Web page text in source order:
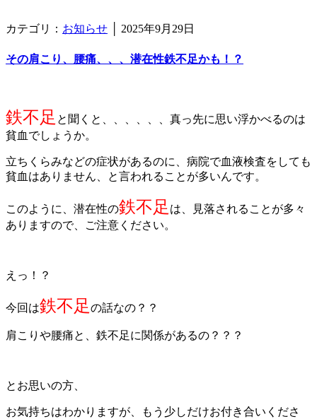
カテゴリ： お知らせ 2025年9月29日
その肩こり、腰痛、、、潜在性鉄不足かも！？
鉄不足 と聞くと、、、、、、真っ先に思い浮かべるのは
貧血でしょうか。
立ちくらみなどの症状があるのに、病院で血液検査をしても
貧血はありません、と言われることが多いんです。
このように、潜在性の鉄不足 は、見落されることが多々
ありますので、ご注意ください。
えっ！？
今回は鉄不足の話なの？？
肩こりや腰痛と、鉄不足に関係があるの？？？
とお思いの方、
お気持ちはわかりますが、もう少しだけお付き合いくださ